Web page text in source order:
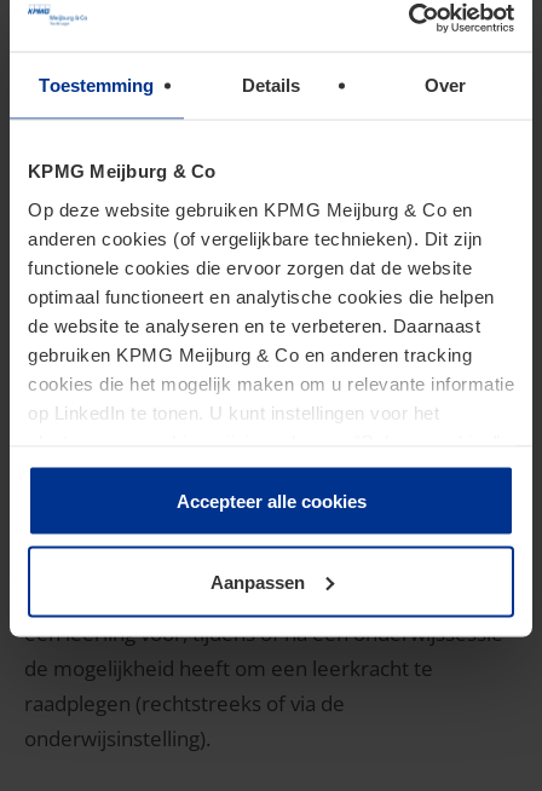
Toestemming Details Over
KPMG Meijburg & Co
Op deze website gebruiken KPMG Meijburg & Co en
anderen cookies (of vergelijkbare technieken). Dit zijn
functionele cookies die ervoor zorgen dat de website
optimaal functioneert en analytische cookies die helpen
de website te analyseren en te verbeteren. Daarnaast
gebruiken KPMG Meijburg & Co en anderen tracking
cookies die het mogelijk maken om u relevante informatie
op LinkedIn te tonen. U kunt instellingen voor het
te klikken. Als u op “Accepteer alle cookies” klikt, geeft u
toestemming voor het gebruik van alle cookies. Deze
toestemming kunt u altijd weer intrekken.
Accepteer alle cookies
Aanpassen
beoordelen van examens). De vrijstelling is alleen
kwalificeert als onderwijsinstelling (als bedoeld in de
Wet OB).
4. Online cursusaanbod
aanmerken als onderwijs?
Onderwijs kan alleen in aanmerking komen voor de
btw-vrijstelling als sprake is van overdracht van
kennis en/of vaardigheden van docent op leerling. In
de Belastingdienst wordt in het besluit uitgelegd wat
dit betekent voor onderwijs dat elektronisch, online
als kwalificerend onderwijs worden aangemerkt als
een leerling voor, tijdens of na een onderwijssessie
de mogelijkheid heeft om een leerkracht te
raadplegen (rechtstreeks of via de
onderwijsinstelling).